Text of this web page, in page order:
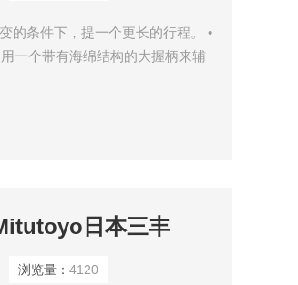
的条件下，提一个更长的行程。 •
一个带有海绵结构的大握柄来辅
日本三丰
浏览量：4120